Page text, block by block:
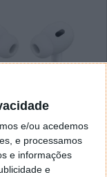
e/ou acedemos
e processamos
e informações
e